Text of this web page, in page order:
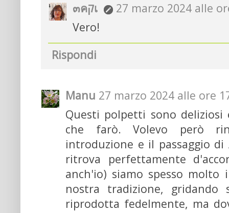
๓คקเ
27 marzo 2024 alle
Vero!
Rispondi
Manu 27 marzo 2024 alle ore
Questi polpetti sono
che farò. Volevo però
introduzione e il passaggio
ritrova perfettamente
anch'io) siamo spesso
nostra tradizione, gridando
riprodotta fedelmente, ma